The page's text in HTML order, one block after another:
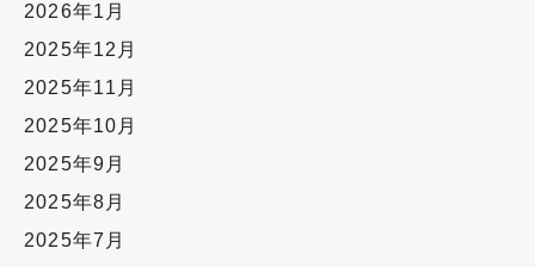
2026年1月
2025年12月
2025年11月
2025年10月
2025年9月
2025年8月
2025年7月